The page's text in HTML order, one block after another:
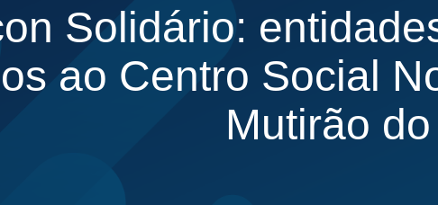
Solidário:
ao Centro Social
Mutirão